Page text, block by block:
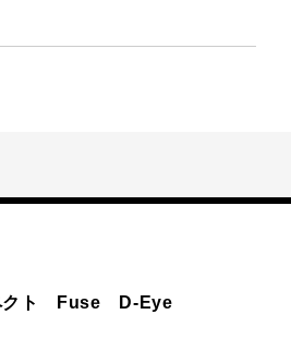
クト Fuse D-Eye